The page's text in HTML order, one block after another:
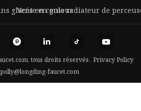
glacés en couleur
Vente en gros radiateur de
tous droits réservés. Privacy Policy
polly@longding-faucet.com